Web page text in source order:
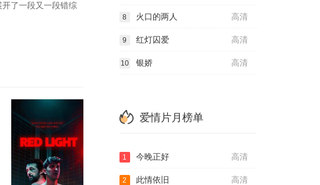
了一段又一段错综
高清
8 火口的两人
高清
9 红灯囚爱
高清
10 银娇
爱情片月榜单
高清
1 今晚正好
高清
2 此情依旧